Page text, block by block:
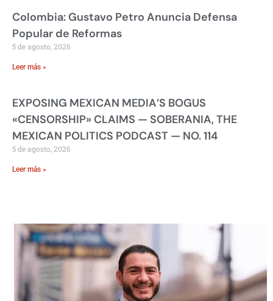
Colombia: Gustavo Petro Anuncia Defensa
Popular de Reformas
5 de agosto, 2026
Leer más »
EXPOSING MEXICAN MEDIA’S BOGUS
«CENSORSHIP» CLAIMS — SOBERANIA, THE
MEXICAN POLITICS PODCAST — NO. 114
5 de agosto, 2026
Leer más »